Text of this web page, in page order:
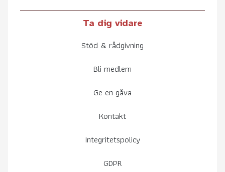
Ta dig vidare
Stöd & rådgivning
Bli medlem
Ge en gåva
Kontakt
Integritetspolicy
GDPR